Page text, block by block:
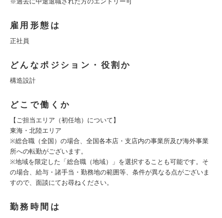
雇用形態は
正社員
どんなポジション・役割か
構造設計
どこで働くか
【ご担当エリア（初任地）について】
東海・北陸エリア
※総合職（全国）の場合、全国各本店・支店内の事業所及び海外事業
所への転勤がございます。
※地域を限定した「総合職（地域）」を選択することも可能です。そ
の場合、給与・諸手当・勤務地の範囲等、条件が異なる点がございま
すので、面談にてお尋ねください。
勤務時間は